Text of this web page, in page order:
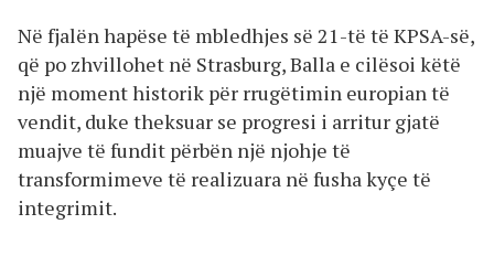
Në fjalën hapëse të mbledhjes së 21-të të KPSA-së,
që po zhvillohet në Strasburg, Balla e cilësoi këtë
një moment historik për rrugëtimin europian të
vendit, duke theksuar se progresi i arritur gjatë
muajve të fundit përbën një njohje të
transformimeve të realizuara në fusha kyçe të
integrimit.